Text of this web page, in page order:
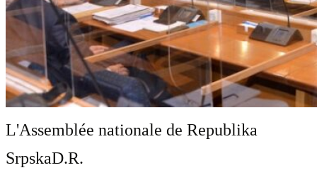
L'Assemblée nationale de Republika
SrpskaD.R.